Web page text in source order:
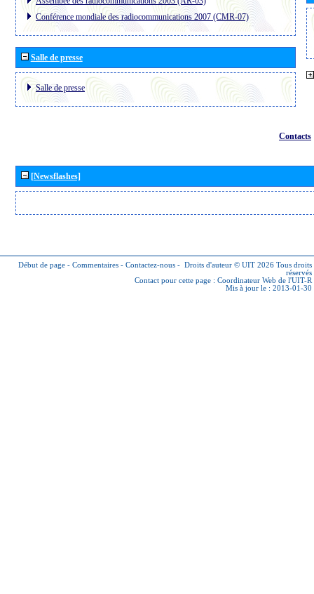
Conférence mondiale des radiocommunications 2007 (CMR-07)
Salle de presse
Salle de presse
Contacts
[Newsflashes]
Début de page - Commentaires - Contactez-nous - Droits d'auteur © UIT 2026 Tous droits
réservés
Contact pour cette page : Coordinateur Web de l'UIT-R
Mis à jour le : 2013-01-30